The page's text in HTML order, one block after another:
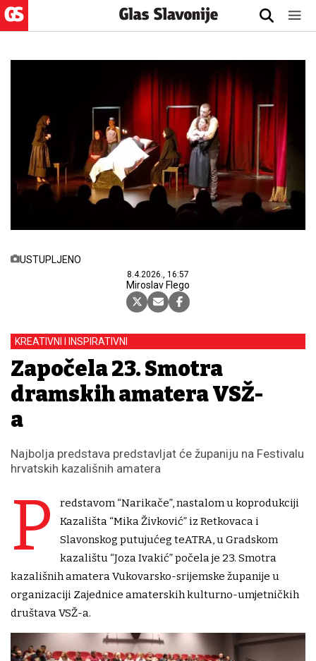
USTUPLJENO
8.4.2026., 16:57
Miroslav Flego
KREATIVNI I INSPIRATIVNI
Započela 23. Smotra
dramskih amatera VSŽ-
a
Najbolja predstava predstavljat će županiju na Festivalu
hrvatskih kazališnih amatera
P
redstavom “Narikače”, nastalom u koprodukciji
Kazališta “Mika Živković” iz Retkovaca i
Slavonskog putujućeg teATRA, u Gradskom
kazalištu “Joza Ivakić” počela je 23. Smotra
kazališnih amatera Vukovarsko-srijemske županije u
organizaciji Zajednice amaterskih kulturno-umjetničkih
društava VSŽ-a.